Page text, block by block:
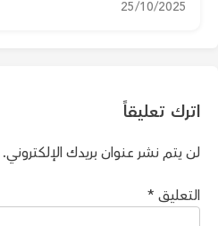
25/10/2025
اترك تعليقاً
لن يتم نشر عنوان بريدك الإلكتروني.
التعليق *